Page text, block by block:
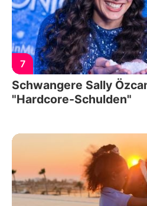
7
Schwangere Sally
"Hardcore-Schulden"